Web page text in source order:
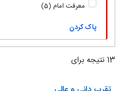
معرفت امام (5)
پاک کردن
13 نتیجه برای